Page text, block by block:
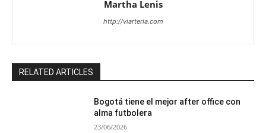
Martha Lenis
http://viarteria.com
RELATED ARTICLES
Bogotá tiene el mejor after office con
alma futbolera
23/06/2026